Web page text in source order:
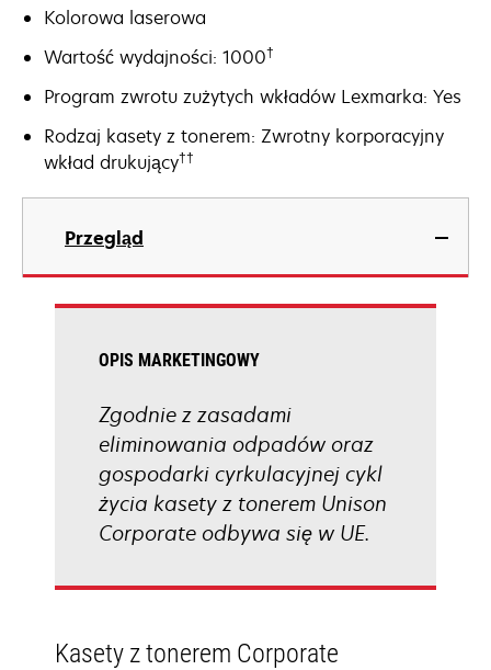
Kolorowa laserowa
Wartość wydajności: 1000†
Program zwrotu zużytych wkładów Lexmarka: Yes
Rodzaj kasety z tonerem: Zwrotny korporacyjny
wkład drukujący††
Przegląd
OPIS MARKETINGOWY
Zgodnie z zasadami
eliminowania odpadów oraz
gospodarki cyrkulacyjnej cykl
życia kasety z tonerem Unison
Corporate odbywa się w UE.
Kasety z tonerem Corporate